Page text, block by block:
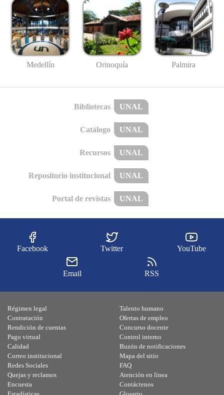
Medellín Orinoquía Palmira
Bibliotecas UNAL
Catálogo UNAL
Recursos UNAL
Repositorio institucional UNAL
Portal de revistas UNAL
Facebook Twitter YouTube
Email RSS
Régimen legal
Contratación
Rendición de cuentas
Pago virtual
Calidad
Talento humano
Ofertas de empleo
Concurso docente
Control interno
Buzón de notificaciones
Correo institucional
Redes Sociales
Quejas y reclamos
Encuesta
Mapa del sitio
FAQ
Atención en línea
Contáctenos